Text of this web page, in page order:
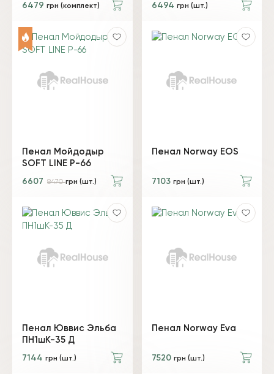
6479 грн (комплект) 6494 грн (шт.)
Пенал Мойдодыр
SOFT LINE P-66
6607 8470грн (шт.)
Пенал Norway EOS
7103 грн (шт.)
Пенал Юввис Эльба
ПН1шК-35 Д
7144 грн (шт.)
Пенал Norway Eva
7520 грн (шт.)